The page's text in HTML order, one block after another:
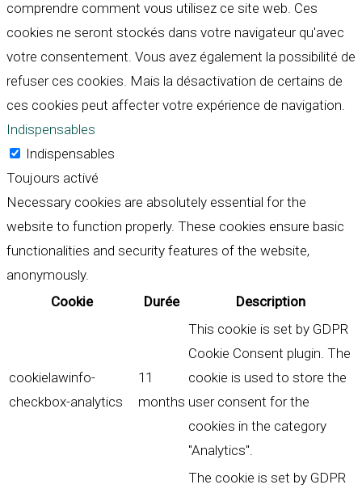
comprendre comment vous utilisez ce site web. Ces
cookies ne seront stockés dans votre navigateur qu'avec
votre consentement. Vous avez également la possibilité de
refuser ces cookies. Mais la désactivation de certains de
ces cookies peut affecter votre expérience de navigation.
Indispensables
Indispensables
Toujours activé
Necessary cookies are absolutely essential for the
website to function properly. These cookies ensure basic
functionalities and security features of the website,
anonymously.
Cookie
Durée Description
cookielawinfo-
checkbox-analytics
11
months
This cookie is set by GDPR
Cookie Consent plugin. The
cookie is used to store the
user consent for the
cookies in the category
"Analytics".
The cookie is set by GDPR